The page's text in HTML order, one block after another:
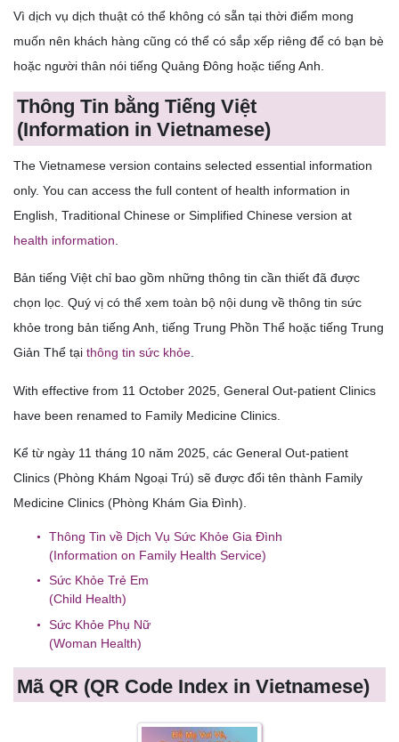
Vì dịch vụ dịch thuật có thể không có sẵn tại thời điểm mong
muốn nên khách hàng cũng có thể có sắp xếp riêng để có bạn bè
hoặc người thân nói tiếng Quảng Đông hoặc tiếng Anh.
Thông Tin bằng Tiếng Việt
(Information in Vietnamese)
The Vietnamese version contains selected essential information
only. You can access the full content of health information in
English, Traditional Chinese or Simplified Chinese version at
health information
Bản tiếng Việt chỉ bao gồm những thông tin cần thiết đã được
chọn lọc. Quý vị có thể xem toàn bộ nội dung về thông tin sức
khỏe trong bản tiếng Anh, tiếng Trung Phồn Thể hoặc tiếng Trung
Giản Thể tại thông tin sức khỏe
With effective from 11 October 2025, General Out-patient Clinics
have been renamed to Family Medicine Clinics.
Kể từ ngày 11 tháng 10 năm 2025, các General Out-patient
Clinics (Phòng Khám Ngoại Trú) sẽ được đổi tên thành Family
Medicine Clinics (Phòng Khám Gia Đình).
Thông Tin về Dịch Vụ Sức Khỏe Gia Đình
(Information on Family Health Service)
Sức Khỏe Trẻ Em
(Child Health)
Sức Khỏe Phụ Nữ
(Woman Health)
Mã QR (QR Code Index in Vietnamese)